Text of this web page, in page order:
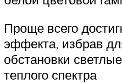
Проще всего
эффекта, избрав
обстановки
теплого спектра